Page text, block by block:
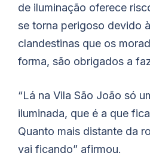
de iluminação oferece
se torna perigoso devido
clandestinas que os
forma, são obrigados a
“Lá na Vila São João só
iluminada, que é a que
Quanto mais distante da
vai ficando” afirmou.